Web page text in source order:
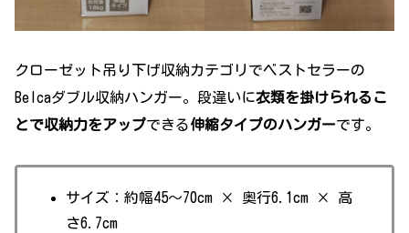
クローゼット吊り下げ収納カテゴリでベストセラーの
Belcaダブル収納ハンガー。段違いに衣類を掛けられるこ
とで収納力をアップできる伸縮タイプのハンガーです。
サイズ：約幅45～70cm × 奥行6.1cm × 高
さ6.7cm